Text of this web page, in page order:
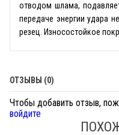
отводом шлама,
передаче энергии удара
резец. Износостойкое
ОТЗЫВЫ (0)
Чтобы добавить отзыв,
войдите